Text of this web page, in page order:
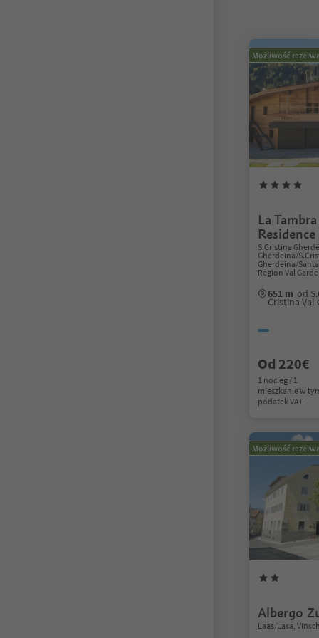
Możliwość
La
Residence
S.Cristina
Gherdëina/
Gherdëina/
Region Val
651 m od
Cristina
Od 220€
1 nocleg / 1
mieszkanie w
podatek VAT
Możliwość
Albergo
Laas/Lasa,